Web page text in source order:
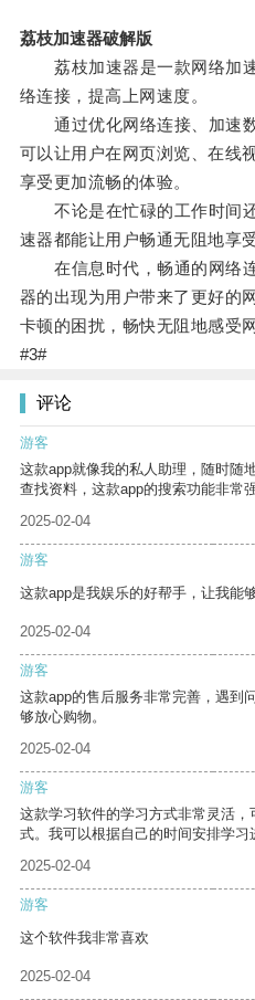
荔枝加速器破解版
荔枝加速器是一款网络加速
络连接，提高上网速度。
通过优化网络连接、加速数
可以让用户在网页浏览、在线
享受更加流畅的体验。
不论是在忙碌的工作时间还
速器都能让用户畅通无阻地享
在信息时代，畅通的网络连
器的出现为用户带来了更好的
卡顿的困扰，畅快无阻地感受
#3#
评论
游客
这款app就像我的私人助理，随时随
查找资料，这款app的搜索功能非常
2025-02-04
游客
这款app是我娱乐的好帮手，让我能
2025-02-04
游客
这款app的售后服务非常完善，遇到
够放心购物。
2025-02-04
游客
这款学习软件的学习方式非常灵活
式。我可以根据自己的时间安排学习
2025-02-04
游客
这个软件我非常喜欢
2025-02-04